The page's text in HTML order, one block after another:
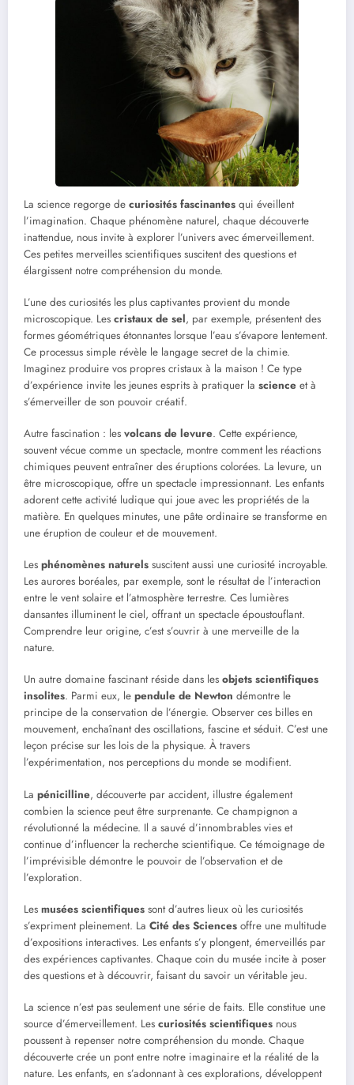
La science regorge de curiosités fascinantes qui éveillent
l’imagination. Chaque phénomène naturel, chaque découverte
inattendue, nous invite à explorer l’univers avec émerveillement.
Ces petites merveilles scientifiques suscitent des questions et
élargissent notre compréhension du monde.
L’une des curiosités les plus captivantes provient du monde
microscopique. Les cristaux de sel, par exemple, présentent des
formes géométriques étonnantes lorsque l’eau s’évapore lentement.
Ce processus simple révèle le langage secret de la chimie.
Imaginez produire vos propres cristaux à la maison ! Ce type
d’expérience invite les jeunes esprits à pratiquer la science et à
s’émerveiller de son pouvoir créatif.
Autre fascination : les volcans de levure. Cette expérience,
souvent vécue comme un spectacle, montre comment les réactions
chimiques peuvent entraîner des éruptions colorées. La levure, un
être microscopique, offre un spectacle impressionnant. Les enfants
adorent cette activité ludique qui joue avec les propriétés de la
matière. En quelques minutes, une pâte ordinaire se transforme en
une éruption de couleur et de mouvement.
Les phénomènes naturels suscitent aussi une curiosité incroyable.
Les aurores boréales, par exemple, sont le résultat de l’interaction
entre le vent solaire et l’atmosphère terrestre. Ces lumières
dansantes illuminent le ciel, offrant un spectacle époustouflant.
Comprendre leur origine, c’est s’ouvrir à une merveille de la
nature.
Un autre domaine fascinant réside dans les objets scientifiques
insolites. Parmi eux, le pendule de Newton démontre le
principe de la conservation de l’énergie. Observer ces billes en
mouvement, enchaînant des oscillations, fascine et séduit. C’est une
leçon précise sur les lois de la physique. À travers
l’expérimentation, nos perceptions du monde se modifient.
La pénicilline, découverte par accident, illustre également
combien la science peut être surprenante. Ce champignon a
révolutionné la médecine. Il a sauvé d’innombrables vies et
continue d’influencer la recherche scientifique. Ce témoignage de
l’imprévisible démontre le pouvoir de l’observation et de
l’exploration.
Les musées scientifiques sont d’autres lieux où les curiosités
s’expriment pleinement. La Cité des Sciences offre une multitude
d’expositions interactives. Les enfants s’y plongent, émerveillés par
des expériences captivantes. Chaque coin du musée incite à poser
des questions et à découvrir, faisant du savoir un véritable jeu.
La science n’est pas seulement une série de faits. Elle constitue une
source d’émerveillement. Les curiosités scientifiques nous
poussent à repenser notre compréhension du monde. Chaque
découverte crée un pont entre notre imaginaire et la réalité de la
nature. Les enfants, en s’adonnant à ces explorations, développent